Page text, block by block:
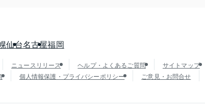
仙台名古屋福岡
ニュースリリース ヘルプ・よくあるご質問 サイトマップ
個人情報保護・プライバシーポリシー ご意見・お問合せ